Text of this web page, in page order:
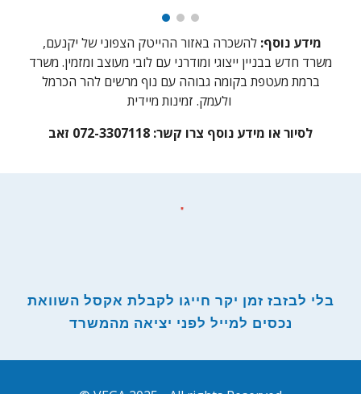
מידע נוסף: להשכרה באזור ההייטק הצפוני של יקנעם,
משרד חדש בבניין ייצוגי ומודרני עם לובי מעוצב ומזמין. משרד
ברמת מעטפת בקומה גבוהה עם נוף מרשים להר הכרמל
לסיור או מידע נוסף צרו קשר: 072-3307118 זאב
בלי לבזבז זמן יקר חייגו לקבלת אקסל השוואת
נכסים למייל לפני יציאה מהמשרד